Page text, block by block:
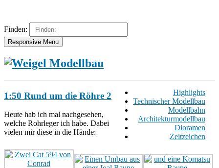
Finden:
Responsive Menu
Highlights
Technischer Modellbau
Modellbahn
Architekturmodellbau
Dioramen
Zeitzeichen
1:50 Rund um die Röhre 2
Heute hab ich mal nachgesehen,
welche Rohrleger ich habe. Dabei
vielen mir diese in die Hände: